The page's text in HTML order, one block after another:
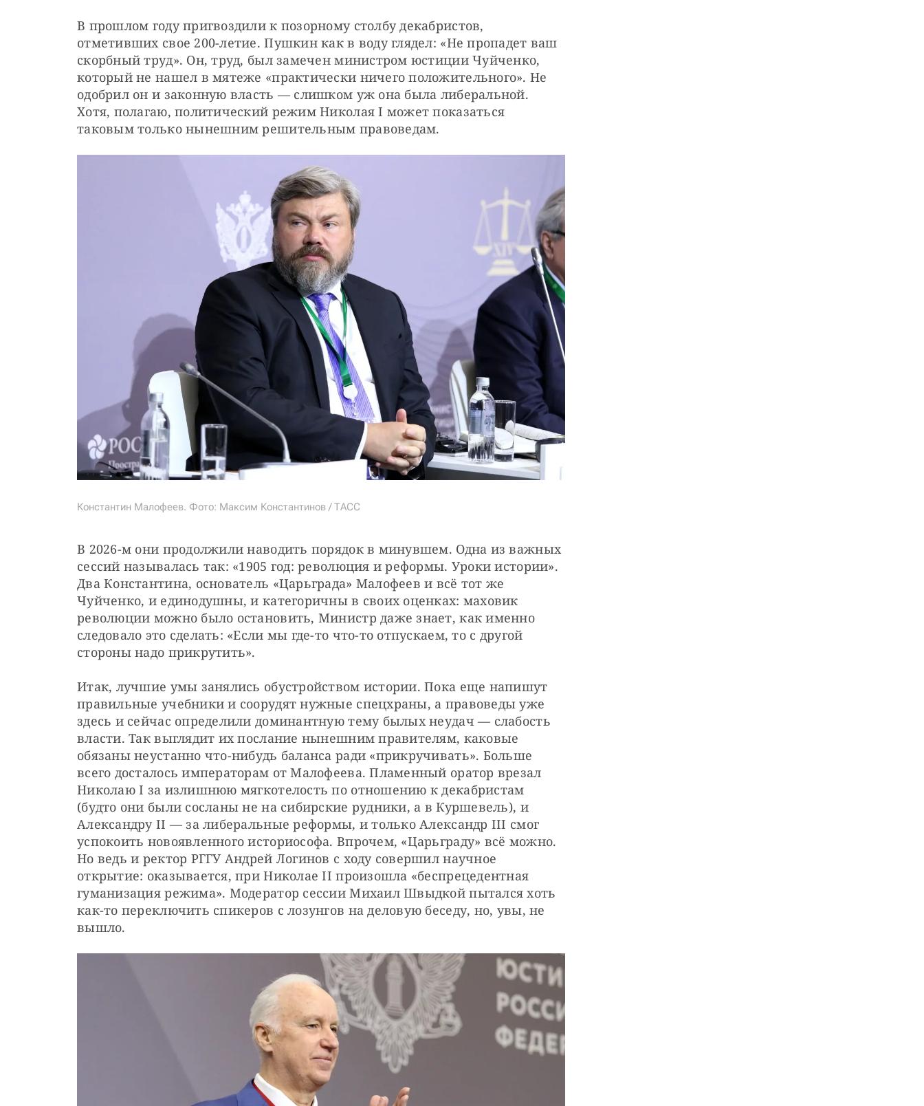
В прошлом году пригвоздили к позорному столбу декабристов,
отметивших свое 200-летие. Пушкин как в воду глядел: «Не пропадет ваш
скорбный труд». Он, труд, был замечен министром юстиции Чуйченко,
который не нашел в мятеже «практически ничего положительного». Не
одобрил он и законную власть — слишком уж она была либеральной.
Хотя, полагаю, политический режим Николая I может показаться
таковым только нынешним решительным правоведам.
Константин Малофеев. Фото: Максим Константинов / ТАСС
В 2026-м они продолжили наводить порядок в минувшем. Одна из важных
сессий называлась так: «1905 год: революция и реформы. Уроки истории».
Два Константина, основатель «Царьграда» Малофеев и всё тот же
Чуйченко, и единодушны, и категоричны в своих оценках: маховик
революции можно было остановить, Министр даже знает, как именно
следовало это сделать: «Если мы где-то что-то отпускаем, то с другой
стороны надо прикрутить».
Итак, лучшие умы занялись обустройством истории. Пока еще напишут
правильные учебники и соорудят нужные спецхраны, а правоведы уже
здесь и сейчас определили доминантную тему былых неудач — слабость
власти. Так выглядит их послание нынешним правителям, каковые
обязаны неустанно что-нибудь баланса ради «прикручивать». Больше
всего досталось императорам от Малофеева. Пламенный оратор врезал
Николаю I за излишнюю мягкотелость по отношению к декабристам
(будто они были сосланы не на сибирские рудники, а в Куршевель), и
Александру II — за либеральные реформы, и только Александр III смог
успокоить новоявленного историософа. Впрочем, «Царьграду» всё можно.
Но ведь и ректор РГГУ Андрей Логинов с ходу совершил научное
открытие: оказывается, при Николае II произошла «беспрецедентная
гуманизация режима». Модератор сессии Михаил Швыдкой пытался хоть
как-то переключить спикеров с лозунгов на деловую беседу, но, увы, не
вышло.